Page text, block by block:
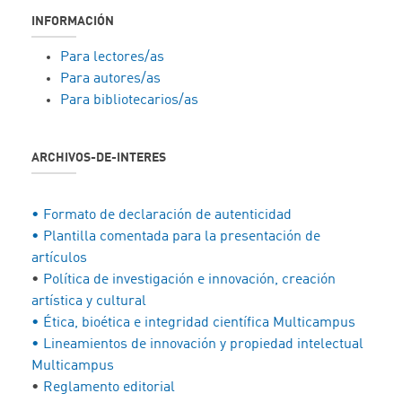
INFORMACIÓN
Para lectores/as
Para autores/as
Para bibliotecarios/as
ARCHIVOS-DE-INTERES
• Formato de declaración de autenticidad
• Plantilla comentada para la presentación de
artículos
• Política de investigación e innovación, creación
artística y cultural
• Ética, bioética e integridad científica Multicampus
• Lineamientos de innovación y propiedad intelectual
Multicampus
• Reglamento editorial